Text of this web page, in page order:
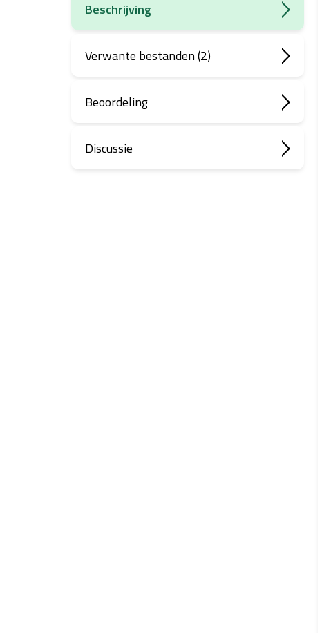
Beschrijving
Verwante bestanden (2)
Beoordeling
Discussie